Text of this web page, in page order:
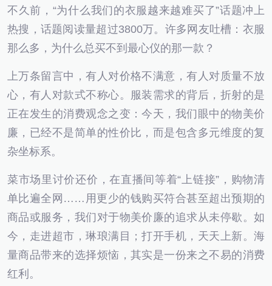
不久前，“为什么我们的衣服越来越难买了”话题冲上
热搜，话题阅读量超过3800万。许多网友吐槽：衣服
那么多，为什么总买不到最心仪的那一款？
上万条留言中，有人对价格不满意，有人对质量不放
心，有人对款式不称心。服装需求的背后，折射的是
正在发生的消费观念之变：今天，我们眼中的物美价
廉，已经不是简单的性价比，而是包含多元维度的复
杂坐标系。
菜市场里讨价还价，在直播间等着“上链接”，购物清
单比遍全网……用更少的钱购买符合甚至超出预期的
商品或服务，我们对于物美价廉的追求从未停歇。如
今，走进超市，琳琅满目；打开手机，天天上新。海
量商品带来的选择烦恼，其实是一份来之不易的消费
红利。